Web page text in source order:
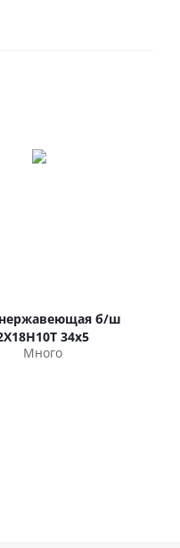
б/ш
34х5
Много